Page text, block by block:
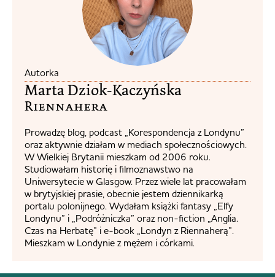
Autorka
Marta Dziok-Kaczyńska
Riennahera​
Prowadzę blog, podcast „Korespondencja z Londynu”
oraz aktywnie działam w mediach społecznościowych.
W Wielkiej Brytanii mieszkam od 2006 roku.
Studiowałam historię i filmoznawstwo na
Uniwersytecie w Glasgow. Przez wiele lat pracowałam
w brytyjskiej prasie, obecnie jestem dziennikarką
portalu polonijnego. Wydałam książki fantasy „Elfy
Londynu” i „Podróżniczka” oraz non-fiction „Anglia.
Czas na Herbatę” i e-book „Londyn z Riennaherą”.
Mieszkam w Londynie z mężem i córkami.